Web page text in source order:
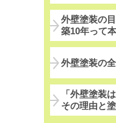
外壁塗装の
築10年って
外壁塗装の
「外壁塗装
その理由と